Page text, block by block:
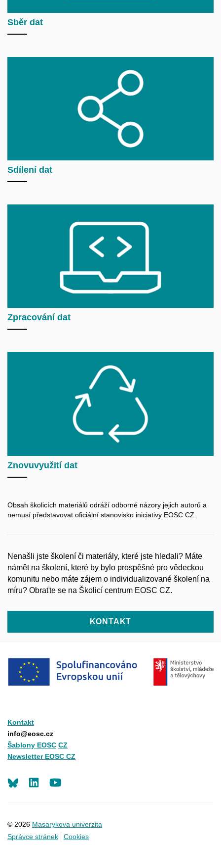
Sběr dat
Sdílení dat
Zpracování dat
Znovuvyužití dat
Obsah školicích materiálů odráží odborné názory jejich autorů a
nemusí představovat oficiální stanovisko iniciativy EOSC CZ.
Nenašli jste školení či materiály, které jste hledali? Máte
námět na školení, které by bylo prospěšné pro vědeckou
komunitu nebo máte zájem o individualizované školení na
míru? Obraťte se na Školicí centrum EOSC CZ.
KONTAKT
Kontakt
info@eosc.cz
Šablony EOSC CZ
Newsletter EOSC CZ
© 2026 Masarykova univerzita
Správce stránek
Cookies
LinkedIn